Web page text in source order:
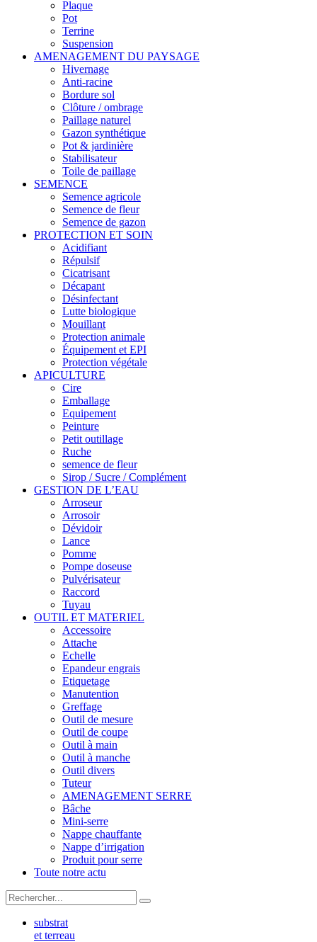
Plaque
Pot
Terrine
Suspension
AMENAGEMENT DU PAYSAGE
Hivernage
Anti-racine
Bordure sol
Clôture / ombrage
Paillage naturel
Gazon synthétique
Pot & jardinière
Stabilisateur
Toile de paillage
SEMENCE
Semence agricole
Semence de fleur
Semence de gazon
PROTECTION ET SOIN
Acidifiant
Répulsif
Cicatrisant
Décapant
Désinfectant
Lutte biologique
Mouillant
Protection animale
Équipement et EPI
Protection végétale
APICULTURE
Cire
Emballage
Equipement
Peinture
Petit outillage
Ruche
semence de fleur
Sirop / Sucre / Complément
GESTION DE L’EAU
Arroseur
Arrosoir
Dévidoir
Lance
Pomme
Pompe doseuse
Pulvérisateur
Raccord
Tuyau
OUTIL ET MATERIEL
Accessoire
Attache
Echelle
Epandeur engrais
Etiquetage
Manutention
Greffage
Outil de mesure
Outil de coupe
Outil à main
Outil à manche
Outil divers
Tuteur
AMENAGEMENT SERRE
Bâche
Mini-serre
Nappe chauffante
Nappe d’irrigation
Produit pour serre
Toute notre actu
substrat
et terreau